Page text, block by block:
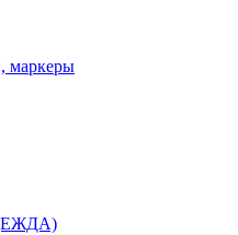
маркеры